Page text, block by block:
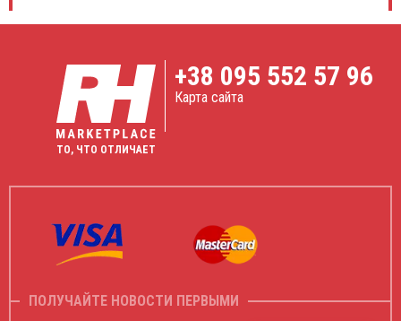
ТО, ЧТО ОТЛИЧАЕТ
+38 095 552 57 96
Карта сайта
ПОЛУЧАЙТЕ НОВОСТИ ПЕРВЫМИ